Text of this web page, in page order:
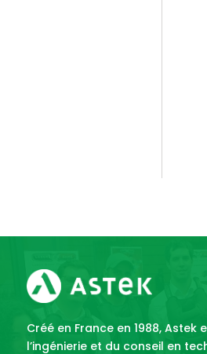
Créé en France en 1988,
l’ingénierie et du conseil en